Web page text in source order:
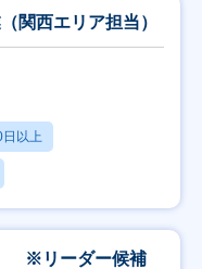
関西エリア担当）
以上
） ※リーダー候補